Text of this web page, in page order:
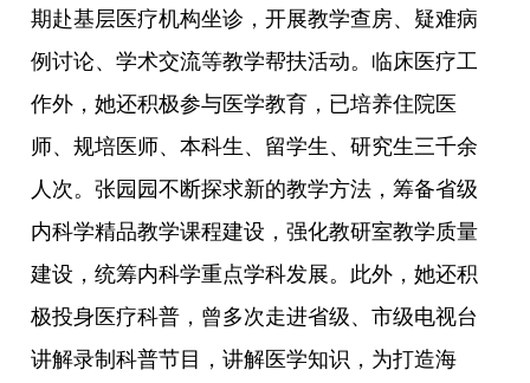
期赴基层医疗机构坐诊，开展教学查房、疑难病
例讨论、学术交流等教学帮扶活动。临床医疗工
作外，她还积极参与医学教育，已培养住院医
师、规培医师、本科生、留学生、研究生三千余
人次。张园园不断探求新的教学方法，筹备省级
内科学精品教学课程建设，强化教研室教学质量
建设，统筹内科学重点学科发展。此外，她还积
极投身医疗科普，曾多次走进省级、市级电视台
讲解录制科普节目，讲解医学知识，为打造海